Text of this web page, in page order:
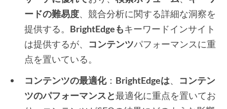
ードの難易度、競合分析に関する詳細な洞察を
提供する。 BrightEdgeもキーワードインサイト
は提供するが、 コンテンツパフォーマンスに重
点を置いている。
コンテンツの最適化： BrightEdgeは、 コンテン
ツのパフォーマンスと最適化に重点を置いてお